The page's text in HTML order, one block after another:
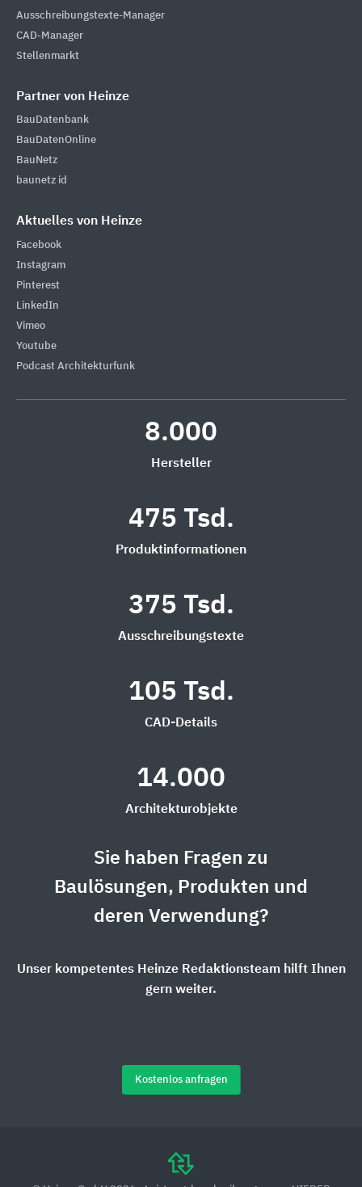
Ausschreibungstexte-Manager
CAD-Manager
Stellenmarkt
Partner von Heinze
BauDatenbank
BauDatenOnline
BauNetz
baunetz id
Aktuelles von Heinze
Facebook
Instagram
Pinterest
LinkedIn
Vimeo
Youtube
Podcast Architekturfunk
8.000
Hersteller
475 Tsd.
Produktinformationen
375 Tsd.
Ausschreibungstexte
105 Tsd.
CAD-Details
14.000
Architekturobjekte
Sie haben Fragen zu
Baulösungen, Produkten und
deren Verwendung?
Unser kompetentes Heinze Redaktionsteam hilft Ihnen
gern weiter.
Kostenlos anfragen